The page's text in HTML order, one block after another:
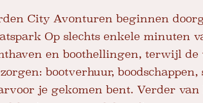
City Avonturen beginnen
Op slechts enkele minuten
en boothellingen, terwijl
bootverhuur,
je gekomen bent. Verder